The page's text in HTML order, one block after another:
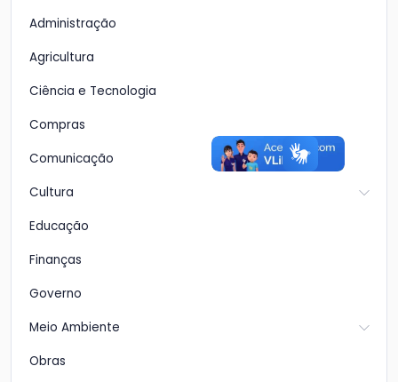
Administração
Agricultura
Ciência e Tecnologia
Compras
Comunicação
Cultura
Educação
Finanças
Governo
Meio Ambiente
Obras